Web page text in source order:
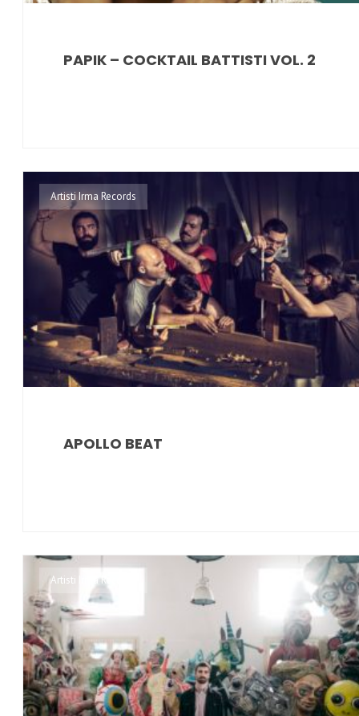
PAPIK – COCKTAIL BATTISTI VOL. 2
Artisti Irma Records
APOLLO BEAT
Artisti Irma Records